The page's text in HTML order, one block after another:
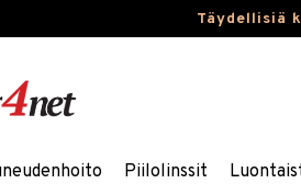
Täydellisiä
Piilolinssit